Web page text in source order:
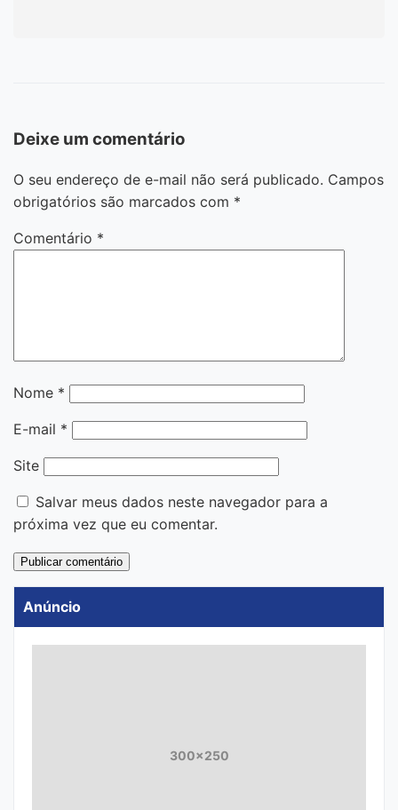
Deixe um comentário
O seu endereço de e-mail não será publicado. Campos
obrigatórios são marcados com *
Comentário *
Nome *
E-mail *
Site
Salvar meus dados neste navegador para a
próxima vez que eu comentar.
Anúncio
300x250